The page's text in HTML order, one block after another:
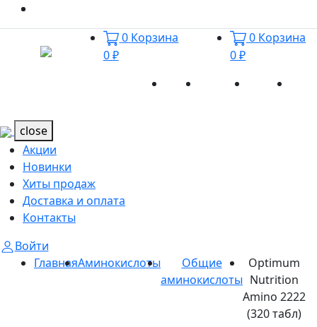
0 Корзина
0 ₽
0 Корзина
0 ₽
Акции Новинки
close
Акции
Новинки
Хиты продаж
Доставка и оплата
Контакты
Войти
ГлавнаяАминокислоты
Общие
аминокислоты
Optimum
Nutrition
Amino 2222
(320 табл)